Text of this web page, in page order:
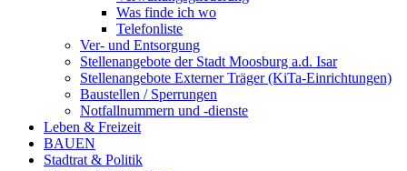
Was finde ich wo
Telefonliste
Ver- und Entsorgung
Stellenangebote der Stadt Moosburg a.d. Isar
Stellenangebote Externer Träger (KiTa-Einrichtungen)
Baustellen / Sperrungen
Notfallnummern und -dienste
Leben & Freizeit
BAUEN
Stadtrat & Politik